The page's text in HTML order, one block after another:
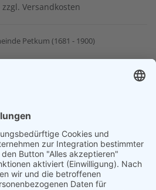
Versandkosten
Petkum (1681 - 1900)
In den Warenkorb